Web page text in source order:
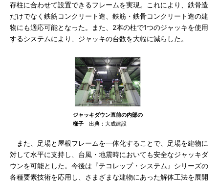
存柱に合わせて設置できるフレームを実現。これにより、鉄骨造
だけでなく鉄筋コンクリート造、鉄筋・鉄骨コンクリート造の建
物にも適応可能となった。また、2本の柱で1つのジャッキを使用
するシステムにより、ジャッキの台数を大幅に減らした。
ジャッキダウン直前の内部の
様子 出典：大成建設
また、足場と屋根フレームを一体化することで、足場を建物に
対して水平に支持し、台風・地震時においても安全なジャッキダ
ウンを可能とした。今後は『テコレップ・システム』シリーズの
各種要素技術を応用し、さまざまな建物にあった解体工法を展開